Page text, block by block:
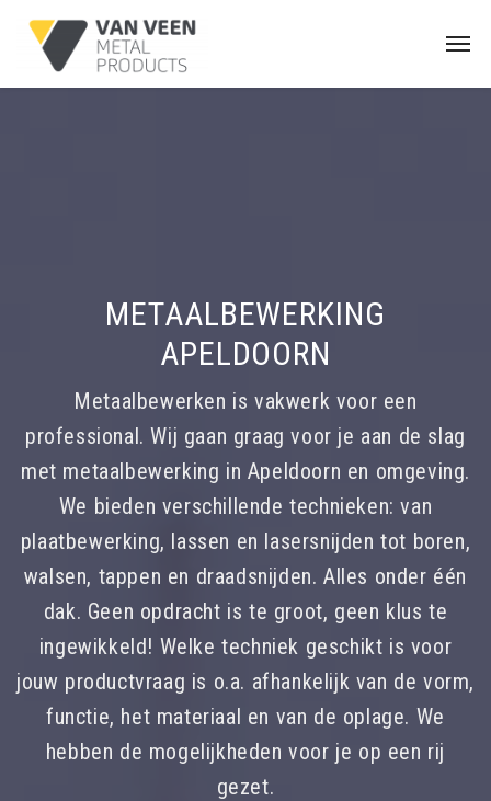
METAALBEWERKING
APELDOORN
Metaalbewerken is vakwerk voor een
professional. Wij gaan graag voor je aan de slag
met metaalbewerking in Apeldoorn en omgeving.
We bieden verschillende technieken: van
plaatbewerking, lassen en lasersnijden tot boren,
walsen, tappen en draadsnijden. Alles onder één
dak. Geen opdracht is te groot, geen klus te
ingewikkeld! Welke techniek geschikt is voor
jouw productvraag is o.a. afhankelijk van de vorm,
functie, het materiaal en van de oplage. We
hebben de mogelijkheden voor je op een rij
gezet.